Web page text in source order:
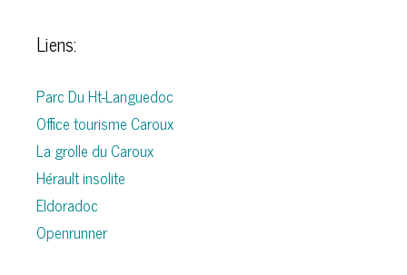
Liens:
Parc Du Ht-Languedoc
Office tourisme Caroux
La grolle du Caroux
Hérault insolite
Eldoradoc
Openrunner